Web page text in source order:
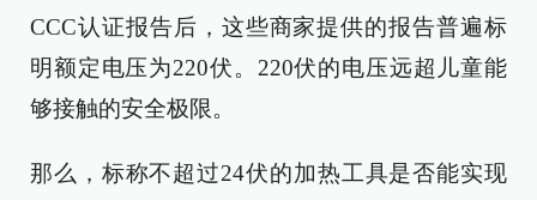
CCC认证报告后，这些商家提供的报告普遍标
明额定电压为220伏。220伏的电压远超儿童能
够接触的安全极限。
那么，标称不超过24伏的加热工具是否能实现